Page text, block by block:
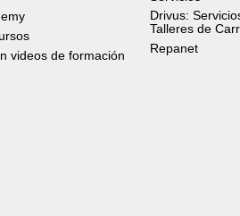
videos de formación
Drivus:
Talleres de
Repanet